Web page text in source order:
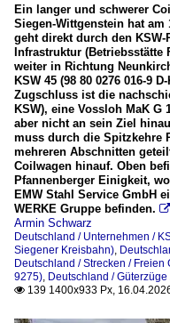
Ein langer und schwerer
Siegen-Wittgenstein hat
geht direkt durch den
Infrastruktur (Betriebsstätte
weiter in Richtung
KSW 45 (98 80 0276 016-9
Zugschluss ist die
KSW), eine Vossloh MaK G
aber nicht an sein Ziel
muss durch die Spitzkehre
mehreren Abschnitten
Coilwagen hinauf. Oben
Pfannenberger Einigkeit,
EMW Stahl Service GmbH
WERKE Gruppe befinden. 
Armin Schwarz
Deutschland / Unternehmen /
Siegener Kreisbahn)
Deutschland / Strecken / Freien
9275) Deutschland /
 139 1400x933 Px,